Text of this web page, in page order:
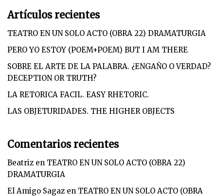
Artículos recientes
TEATRO EN UN SOLO ACTO (OBRA 22) DRAMATURGIA
PERO YO ESTOY (POEM+POEM) BUT I AM THERE
SOBRE EL ARTE DE LA PALABRA. ¿ENGAÑO O VERDAD?
DECEPTION OR TRUTH?
LA RETORICA FACIL. EASY RHETORIC.
LAS OBJETURIDADES. THE HIGHER OBJECTS
Comentarios recientes
Beatriz en TEATRO EN UN SOLO ACTO (OBRA 22)
DRAMATURGIA
El Amigo Sagaz en TEATRO EN UN SOLO ACTO (OBRA